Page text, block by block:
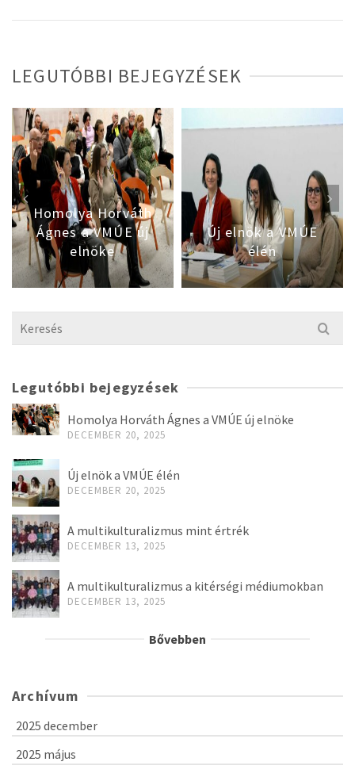
LEGUTÓBBI BEJEGYZÉSEK
Homolya Horváth
Ágnes a VMÚE új
elnöke
Új elnök a VMÚE
élén
Search
for:
Legutóbbi bejegyzések
Homolya Horváth Ágnes a VMÚE új elnöke
DECEMBER 20, 2025
Új elnök a VMÚE élén
DECEMBER 20, 2025
A multikulturalizmus mint értrék
DECEMBER 13, 2025
A multikulturalizmus a kitérségi médiumokban
DECEMBER 13, 2025
Bővebben
Archívum
2025 december
2025 május